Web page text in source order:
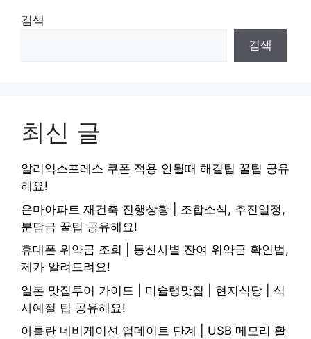
검색
검색
최신 글
알리익스프레스 쿠폰 적용 안될때 해결팁 꿀팁 공유
해요!
은마아파트 재건축 진행상황 | 조합소식, 추진일정,
분담금 꿀팁 공유해요!
휴대폰 위약금 조회 | 통신사별 잔여 위약금 확인법,
제가 알려드려요!
일본 맛집투어 가이드 | 미슐랭맛집 | 현지식당 | 식
사예절 팁 공유해요!
아틀란 네비게이션 업데이트 단계 | USB 메모리 활